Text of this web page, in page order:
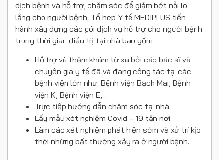
dịch bệnh và hỗ trợ, chăm sóc để giảm bớt nỗi lo
lắng cho người bệnh, Tổ hợp Y tế MEDIPLUS tiến
hành xây dựng các gói dịch vụ hỗ trợ cho người bệnh
trong thời gian điều trị tại nhà bao gồm:
Hỗ trợ và thăm khám từ xa bởi các bác sĩ và
chuyên gia y tế đã và đang công tác tại các
bệnh viện lớn như: Bệnh viện Bạch Mai, Bệnh
viện K, Bệnh viện E,…
Trực tiếp hướng dẫn chăm sóc tại nhà.
Lấy mẫu xét nghiệm Covid – 19 tận nơi.
Làm các xét nghiệm phát hiện sớm và xử trí kịp
thời những bất thường xảy ra ở người bệnh.